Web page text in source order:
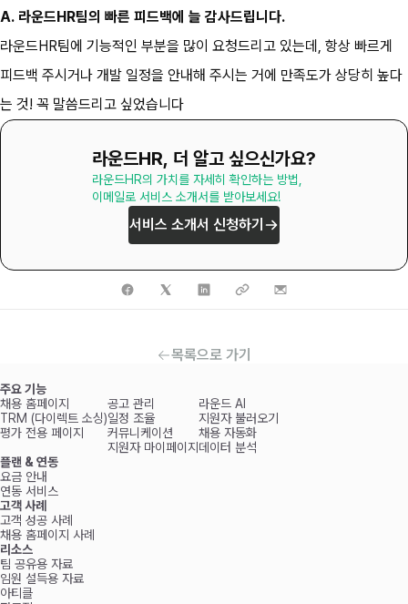
A. 라운드HR팀의 빠른 피드백에 늘 감사드립니다.
라운드HR팀에 기능적인 부분을 많이 요청드리고 있는데, 항상 빠르게
피드백 주시거나 개발 일정을 안내해 주시는 거에 만족도가 상당히 높다
는 것! 꼭 말씀드리고 싶었습니다
라운드HR, 더 알고 싶으신가요?
라운드HR의 가치를 자세히 확인하는 방법,
이메일로 서비스 소개서를 받아보세요!
서비스 소개서 신청하기
목록으로 가기
주요 기능
채용 홈페이지
TRM (다이렉트 소싱)
평가 전용 페이지
공고 관리
일정 조율
커뮤니케이션
지원자 마이페이지
라운드 AI
지원자 불러오기
채용 자동화
데이터 분석
플랜 & 연동
요금 안내
연동 서비스
고객 사례
고객 성공 사례
채용 홈페이지 사례
리소스
팀 공유용 자료
임원 설득용 자료
아티클